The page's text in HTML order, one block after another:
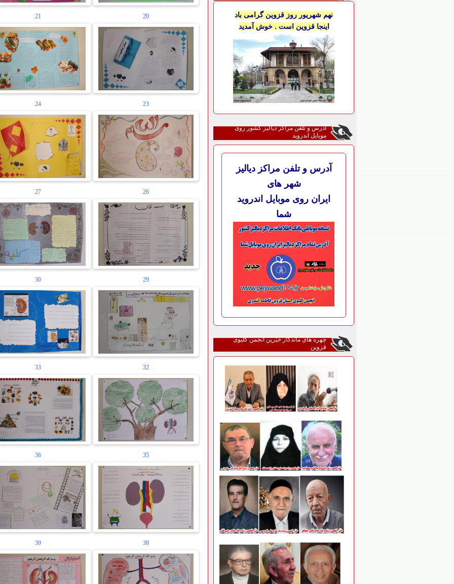
نهم شهریور روز قزوین گرامی باد
اینجا قزوین است . خوش آمدید
آدرس و تلفن مراکز دیالیز کشور روی
موبایل اندروید
آدرس و تلفن مراکز دیالیز
شهر های
ایران روی موبایل اندروید
شما
چهره های ماندگار خیّرین انجمن کلیوی
قزوین
20
21
23
24
26
27
29
30
32
33
35
36
38
39